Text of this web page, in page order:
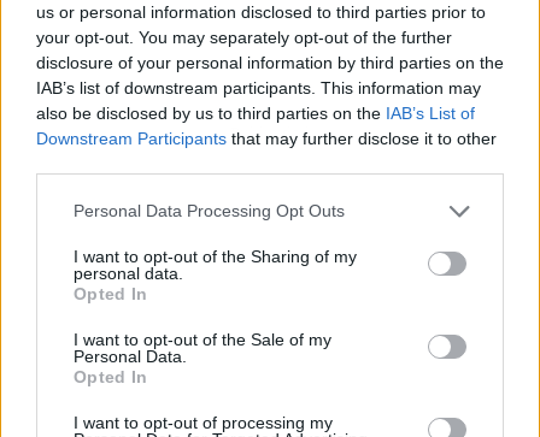
us or personal information disclosed to third parties prior to
your opt-out. You may separately opt-out of the further
disclosure of your personal information by third parties on the
IAB’s list of downstream participants. This information may
also be disclosed by us to third parties on the IAB’s List of
Downstream Participants that may further disclose it to other
Personal Data Processing Opt Outs
I want to opt-out of the Sharing of my
personal data.
Opted In
I want to opt-out of the Sale of my
Personal Data.
Opted In
I want to opt-out of processing my
Publicidad